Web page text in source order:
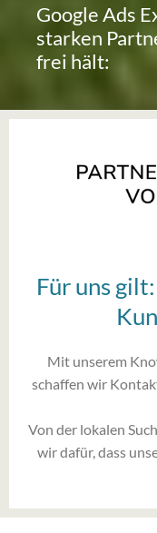
Google Ads
starken
frei hält:
Für uns
Mit unserem
schaffen wir
Von der lokalen
wir dafür, dass